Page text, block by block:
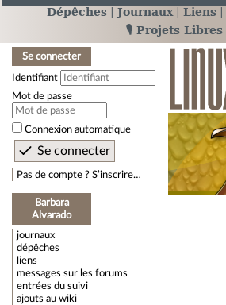
Dépêches Journaux Liens
🎙️ Projets Libres
Se connecter
Identifiant
Mot de passe
Connexion automatique
Pas de compte ? S’inscrire…
Barbara
Alvarado
journaux
dépêches
liens
messages sur les forums
entrées du suivi
ajouts au wiki